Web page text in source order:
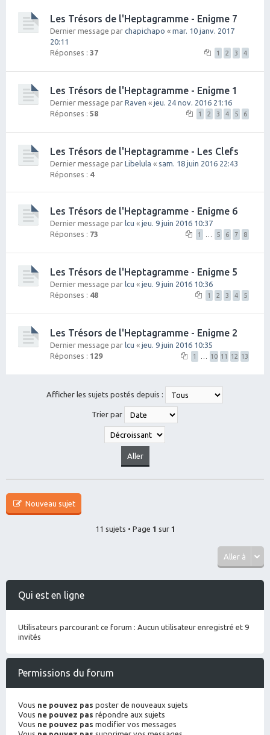
Les Trésors de l'Heptagramme - Enigme 7
Dernier message par chapichapo « mar. 10 janv. 2017
20:11
Réponses : 37 1 2 3 4
Les Trésors de l'Heptagramme - Enigme 1
Dernier message par Raven « jeu. 24 nov. 2016 21:16
Réponses : 58 1 2 3 4 5 6
Les Trésors de l'Heptagramme - Les Clefs
Dernier message par Libelula « sam. 18 juin 2016 22:43
Réponses : 4
Les Trésors de l'Heptagramme - Enigme 6
Dernier message par lcu « jeu. 9 juin 2016 10:37
Réponses : 73 1 5 6 7 8
Les Trésors de l'Heptagramme - Enigme 5
Dernier message par lcu « jeu. 9 juin 2016 10:36
Réponses : 48 1 2 3 4 5
Les Trésors de l'Heptagramme - Enigme 2
Dernier message par lcu « jeu. 9 juin 2016 10:35
Réponses : 129 1 … 10 11 12 13
Afficher les sujets postés depuis :
Trier par
Nouveau sujet
11 sujets • Page 1 sur 1
Aller à
Qui est en ligne
Utilisateurs parcourant ce forum : Aucun utilisateur enregistré et 9
invités
Permissions du forum
Vous ne pouvez pas poster de nouveaux sujets
Vous ne pouvez pas répondre aux sujets
Vous ne pouvez pas modifier vos messages